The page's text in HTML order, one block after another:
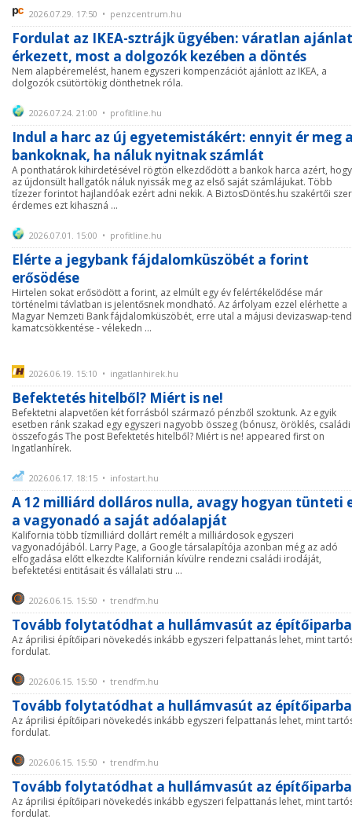
2026.07.29. 17:50 • penzcentrum.hu
Fordulat az IKEA-sztrájk ügyében: váratlan ajánlat
érkezett, most a dolgozók kezében a döntés
Nem alapbéremelést, hanem egyszeri kompenzációt ajánlott az IKEA, a
dolgozók csütörtökig dönthetnek róla.
2026.07.24. 21:00 • profitline.hu
Indul a harc az új egyetemistákért: ennyit ér meg
bankoknak, ha náluk nyitnak számlát
A ponthatárok kihirdetésével rögtön elkezdődött a bankok harca azért, hogy
az újdonsült hallgatók náluk nyissák meg az első saját számlájukat. Több
tízezer forintot hajlandóak ezért adni nekik. A BiztosDöntés.hu szakértői
érdemes ezt kihaszná ...
2026.07.01. 15:00 • profitline.hu
Elérte a jegybank fájdalomküszöbét a forint
erősödése
Hirtelen sokat erősödött a forint, az elmúlt egy év felértékelődése már
történelmi távlatban is jelentősnek mondható. Az árfolyam ezzel elérhette a
Magyar Nemzeti Bank fájdalomküszöbét, erre utal a májusi devizaswap-
kamatcsökkentése - vélekedn ...
2026.06.19. 15:10 • ingatlanhirek.hu
Befektetés hitelből? Miért is ne!
Befektetni alapvetően két forrásból származó pénzből szoktunk. Az egyik
esetben ránk szakad egy egyszeri nagyobb összeg (bónusz, öröklés, családi
összefogás The post Befektetés hitelből? Miért is ne! appeared first on
Ingatlanhírek.
2026.06.17. 18:15 • infostart.hu
A 12 milliárd dolláros nulla, avagy hogyan tünteti
a vagyonadó a saját adóalapját
Kalifornia több tízmilliárd dollárt remélt a milliárdosok egyszeri
vagyonadójából. Larry Page, a Google társalapítója azonban még az adó
elfogadása előtt elkezdte Kalifornián kívülre rendezni családi irodáját,
befektetési entitásait és vállalati stru ...
2026.06.15. 15:50 • trendfm.hu
Tovább folytatódhat a hullámvasút az
Az áprilisi építőipari növekedés inkább egyszeri felpattanás lehet, mint
fordulat.
2026.06.15. 15:50 • trendfm.hu
Tovább folytatódhat a hullámvasút az
Az áprilisi építőipari növekedés inkább egyszeri felpattanás lehet, mint
fordulat.
2026.06.15. 15:50 • trendfm.hu
Tovább folytatódhat a hullámvasút az
Az áprilisi építőipari növekedés inkább egyszeri felpattanás lehet, mint
fordulat.